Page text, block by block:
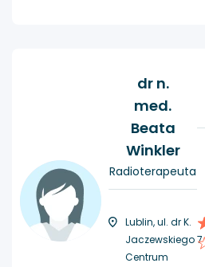
dr n.
med.
Beata
Winkler
Radioterapeuta
Lublin, ul. dr K.
Jaczewskiego 7,
Centrum